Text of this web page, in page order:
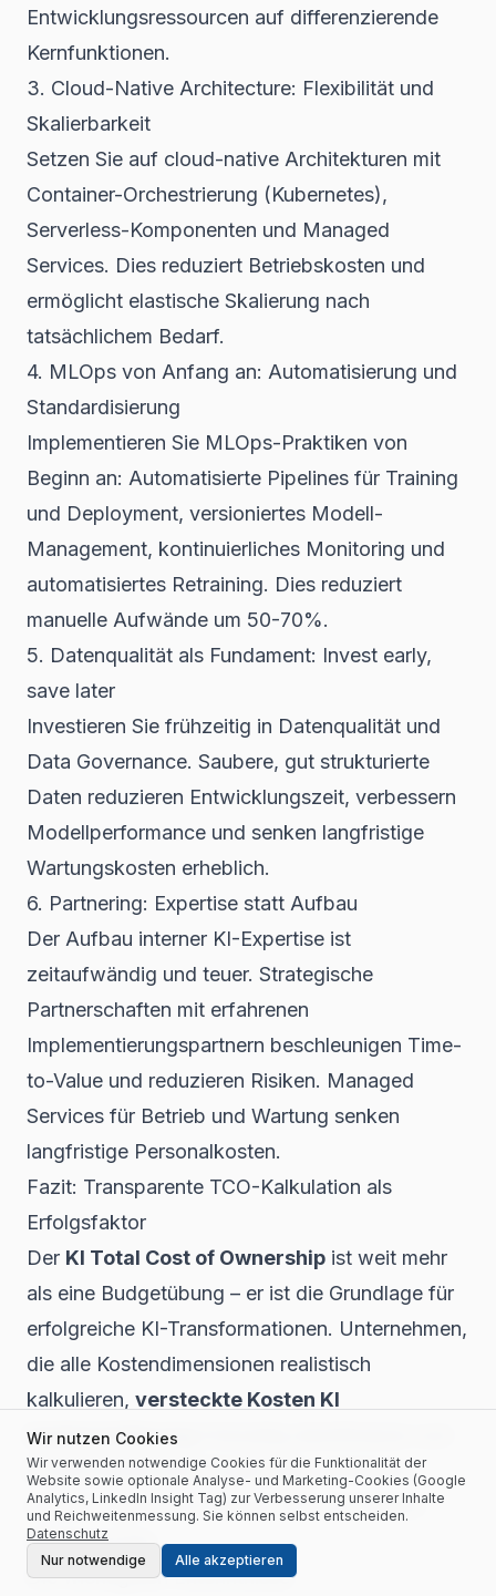
Entwicklungsressourcen auf differenzierende
Kernfunktionen.
3. Cloud-Native Architecture: Flexibilität und
Skalierbarkeit
Setzen Sie auf cloud-native Architekturen mit
Container-Orchestrierung (Kubernetes),
Serverless-Komponenten und Managed
Services. Dies reduziert Betriebskosten und
ermöglicht elastische Skalierung nach
tatsächlichem Bedarf.
4. MLOps von Anfang an: Automatisierung und
Standardisierung
Implementieren Sie MLOps-Praktiken von
Beginn an: Automatisierte Pipelines für Training
und Deployment, versioniertes Modell-
Management, kontinuierliches Monitoring und
automatisiertes Retraining. Dies reduziert
manuelle Aufwände um 50-70%.
5. Datenqualität als Fundament: Invest early,
save later
Investieren Sie frühzeitig in Datenqualität und
Data Governance. Saubere, gut strukturierte
Daten reduzieren Entwicklungszeit, verbessern
Modellperformance und senken langfristige
Wartungskosten erheblich.
6. Partnering: Expertise statt Aufbau
Der Aufbau interner KI-Expertise ist
zeitaufwändig und teuer. Strategische
Partnerschaften mit erfahrenen
Implementierungspartnern beschleunigen Time-
to-Value und reduzieren Risiken. Managed
Services für Betrieb und Wartung senken
langfristige Personalkosten.
Fazit: Transparente TCO-Kalkulation als
Erfolgsfaktor
Der KI Total Cost of Ownership ist weit mehr
als eine Budgetübung – er ist die Grundlage für
erfolgreiche KI-Transformationen. Unternehmen,
die alle Kostendimensionen realistisch
kalkulieren, versteckte Kosten KI
Implementierung
KI Betriebskosten langfristigoptimieren,
erzielen signifikant bessere ROI und höhere
Erfolgsquoten.
Die wichtigsten Erkenntnisse:
Wir nutzen Cookies
Wir verwenden notwendige Cookies für die Funktionalität der
Website sowie optionale Analyse- und Marketing-Cookies (Google
Analytics, LinkedIn Insight Tag) zur Verbesserung unserer Inhalte
und Reichweitenmessung. Sie können selbst entscheiden.
Datenschutz
Nur notwendige
Alle akzeptieren